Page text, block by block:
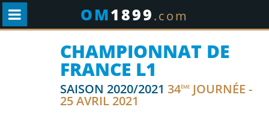
OM1899.com
CHAMPIONNAT DE
FRANCE L1
SAISON 2020/2021 34ÈME JOURNÉE -
25 AVRIL 2021